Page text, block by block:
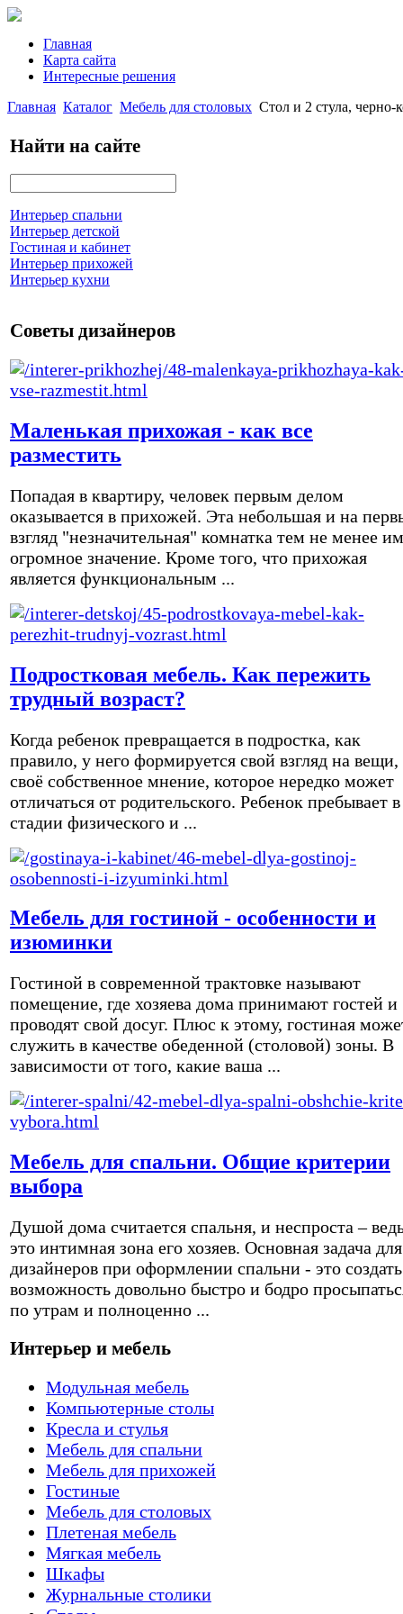
Главная
Карта сайта
Интересные решения
Главная Каталог Мебель для столовых Стол и 2 стула,
Найти на сайте
Интерьер спальни
Интерьер детской
Гостиная и кабинет
Интерьер прихожей
Интерьер кухни
Советы дизайнеров
Маленькая прихожая - как все
разместить
Попадая в квартиру, человек первым делом
оказывается в прихожей. Эта небольшая и на
взгляд "незначительная" комнатка тем не менее
огромное значение. Кроме того, что прихожая
является функциональным ...
Подростковая мебель. Как пережить
трудный возраст?
Когда ребенок превращается в подростка, как
правило, у него формируется свой взгляд на вещи,
своё собственное мнение, которое нередко может
отличаться от родительского. Ребенок пребывает в
стадии физического и ...
Мебель для гостиной - особенности и
изюминки
Гостиной в современной трактовке называют
помещение, где хозяева дома принимают гостей и
проводят свой досуг. Плюс к этому, гостиная
служить в качестве обеденной (столовой) зоны. В
зависимости от того, какие ваша ...
Мебель для спальни. Общие критерии
выбора
Душой дома считается спальня, и неспроста –
это интимная зона его хозяев. Основная задача для
дизайнеров при оформлении спальни - это создать
возможность довольно быстро и бодро
по утрам и полноценно ...
Интерьер и мебель
Модульная мебель
Компьютерные столы
Кресла и стулья
Мебель для спальни
Мебель для прихожей
Гостиные
Мебель для столовых
Плетеная мебель
Мягкая мебель
Шкафы
Журнальные столики